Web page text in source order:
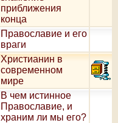
приближения
конца
Православие и его
враги
Христианин в
современном
мире
В чем истинное
Православие, и
храним ли мы его?